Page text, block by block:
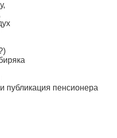
публикация пенсионера